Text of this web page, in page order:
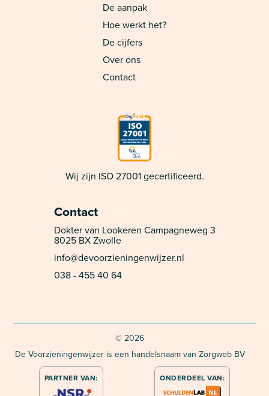
Wij zijn ISO 27001 gecertificeerd.
De aanpak
Hoe werkt het?
De cijfers
Over ons
Contact
Contact
Dokter van Lookeren Campagneweg 3
8025 BX Zwolle
info@devoorzieningenwijzer.nl
038 - 455 40 64
© 2026
De Voorzieningenwijzer is een handelsnaam van Zorgweb BV
PARTNER VAN: ONDERDEEL VAN: